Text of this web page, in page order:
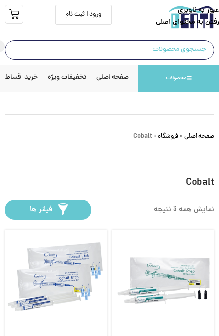
عبور به ناوبری
رفتن به محتوای اصلی
ورود | ثبت نام
محصولات صفحه اصلی تخفیفات ویژه خرید اقساطی
صفحه اصلی » فروشگاه »
Cobalt
Cobalt
نمایش همه 3 نتیجه فیلتر ها